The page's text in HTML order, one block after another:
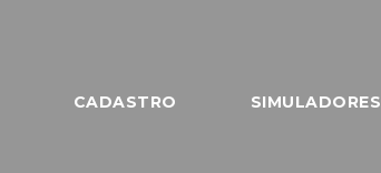
CADASTRO SIMULADORES